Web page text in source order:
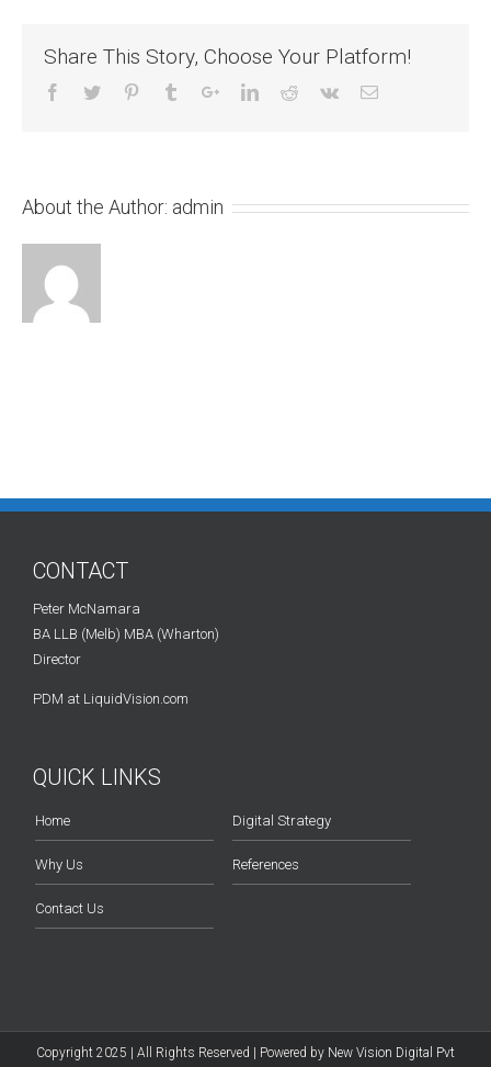
Share This Story, Choose Your Platform!
About the Author: admin
CONTACT
Peter McNamara
BA LLB (Melb) MBA (Wharton)
Director
PDM at LiquidVision.com
QUICK LINKS
Home Digital Strategy
Why Us References
Contact Us
Copyright 2025 | All Rights Reserved | Powered by New Vision Digital Pvt